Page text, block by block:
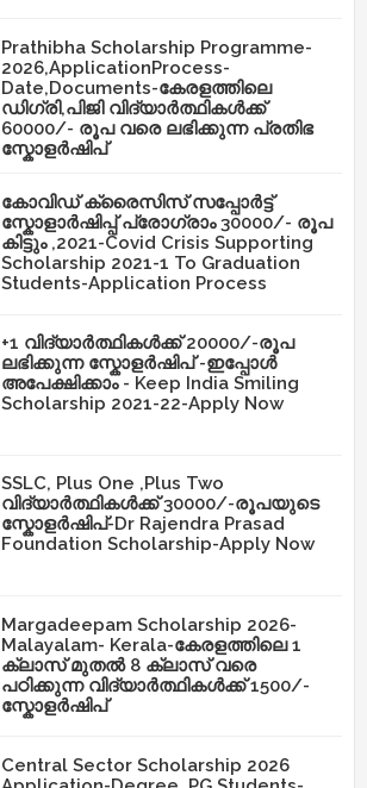
Prathibha Scholarship Programme-
2026,ApplicationProcess-
Date,Documents-കേരളത്തിലെ
ഡിഗ്രി,പിജി വിദ്യാർത്ഥികൾക്ക്
60000/- രൂപ വരെ ലഭിക്കുന്ന പ്രതിഭ
സ്കോളർഷിപ്
കോവിഡ് ക്രൈസിസ് സപ്പോർട്ട്
സ്കോളാർഷിപ്പ് പ്രോഗ്രാം 30000/- രൂപ
കിട്ടും ,2021-Covid Crisis Supporting
Scholarship 2021-1 To Graduation
Students-Application Process
+1 വിദ്യാർത്ഥികൾക്ക് 20000/-രൂപ
ലഭിക്കുന്ന സ്കോളർഷിപ് -ഇപ്പോൾ
അപേക്ഷിക്കാം - Keep India Smiling
Scholarship 2021-22-Apply Now
SSLC, Plus One ,Plus Two
വിദ്യാർത്ഥികൾക്ക് 30000/-രൂപയുടെ
സ്കോളർഷിപ്-Dr Rajendra Prasad
Foundation Scholarship-Apply Now
Margadeepam Scholarship 2026-
Malayalam- Kerala-കേരളത്തിലെ 1
ക്ലാസ് മുതൽ 8 ക്ലാസ് വരെ
പഠിക്കുന്ന വിദ്യാർത്ഥികൾക്ക് 1500/-
സ്കോളർഷിപ്
Central Sector Scholarship 2026